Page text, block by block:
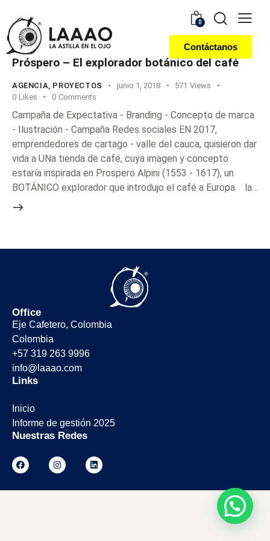
0
Contáctanos
Próspero – El explorador botánico del café
AGENCIA PROYECTOS junio 1, 2018 571 Views
0 Likes 0 Comments
Campaña de Expectativa - Branding - Concepto de marca
- Ilustración - Campaña Redes sociales EN 2017,
emprendedores de cartago - valle del cauca, quisieron dar
vida a UNa tienda de café, cuya imagen y concepto
estaría inspirada en Prospero Alpini (1553 - 1617), un
BOTÁNICO explorador que introdujo el café a Europa la…
Office
Eje Cafetero, Colombia
Colombia
+57 319 263 9996
info@laaao.com
Links
Inicio
Informe de gestión 2025
Nuestras Redes